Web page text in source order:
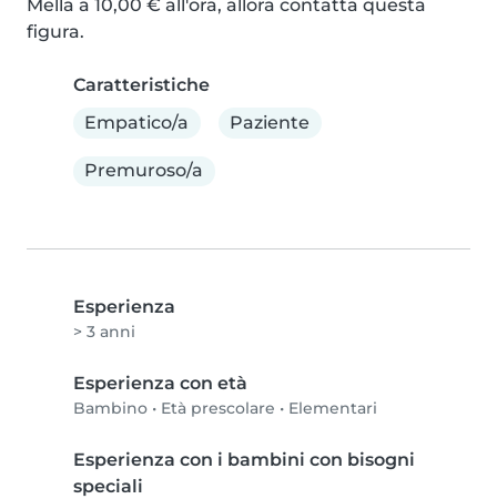
Mella a 10,00 € all'ora, allora contatta questa
figura.
Caratteristiche
Empatico/a
Paziente
Premuroso/a
Esperienza
> 3 anni
Esperienza con età
Bambino • Età prescolare • Elementari
Esperienza con i bambini con bisogni
speciali